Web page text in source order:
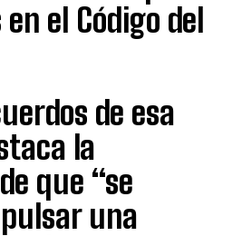
el Código del
de esa
la
que “se
una